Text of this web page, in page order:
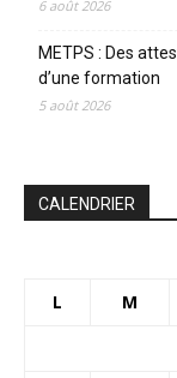
6 août 2026
METPS : Des
d’une formation
5 août 2026
CALENDRIER
L M